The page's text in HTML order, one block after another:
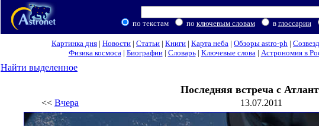
по текстам по ключевым словам в глоссарии
Картинка дня | Новости | Статьи | Книги | Карта неба | Обзоры astro-ph |
Физика космоса| Биографии| Словарь| Ключевые слова| Астрономия в
Найти выделенное
Последняя встреча с
<< Вчера 13.07.2011